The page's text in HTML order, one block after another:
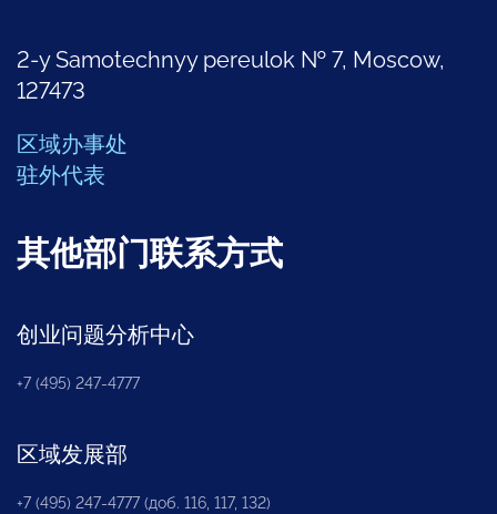
2-y Samotechnyy pereulok № 7, Moscow,
127473
区域办事处
驻外代表
其他部门联系方式
创业问题分析中心
+7 (495) 247-4777
区域发展部
+7 (495) 247-4777 (доб. 116, 117, 132)